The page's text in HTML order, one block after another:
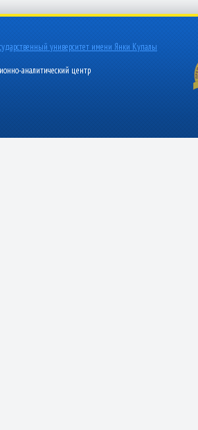
университет имени Янки Купалы
аналитический центр